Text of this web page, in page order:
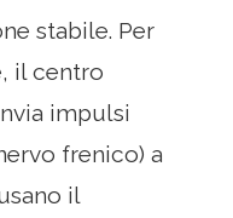
stabile. Per
il centro
impulsi
frenico) a
il